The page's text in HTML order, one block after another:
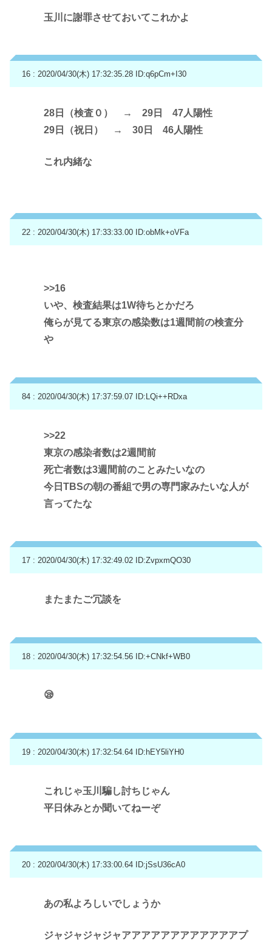
玉川に謝罪させておいてこれかよ
16 : 2020/04/30(木) 17:32:35.28 ID:q6pCm+I30
28日（検査０） → 29日 47人陽性
29日（祝日） → 30日 46人陽性
これ内緒な
22 : 2020/04/30(木) 17:33:33.00 ID:obMk+oVFa
>>16
いや、検査結果は1W待ちとかだろ
俺らが見てる東京の感染数は1週間前の検査分
や
84 : 2020/04/30(木) 17:37:59.07 ID:LQi++RDxa
>>22
東京の感染者数は2週間前
死亡者数は3週間前のことみたいなの
今日TBSの朝の番組で男の専門家みたいな人が
言ってたな
17 : 2020/04/30(木) 17:32:49.02 ID:ZvpxmQO30
またまたご冗談を
18 : 2020/04/30(木) 17:32:54.56 ID:+CNkf+WB0
😪
19 : 2020/04/30(木) 17:32:54.64 ID:hEY5liYH0
これじゃ玉川騙し討ちじゃん
平日休みとか聞いてねーぞ
20 : 2020/04/30(木) 17:33:00.64 ID:jSsU36cA0
あの私よろしいでしょうか
ジャジャジャジャアアアアアアアアアアアアプ